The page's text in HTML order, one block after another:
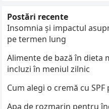
Postări recente
Insomnia și impactul
pe termen lung
Alimente de bază în dieta
incluzi în meniul zilnic
Cum alegi o cremă cu
Apa de rozmarin pentru